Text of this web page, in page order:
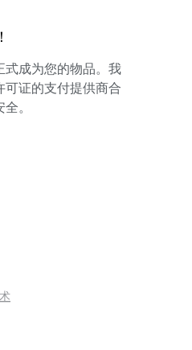
式成为您的物品。我
可证的支付提供商合
。